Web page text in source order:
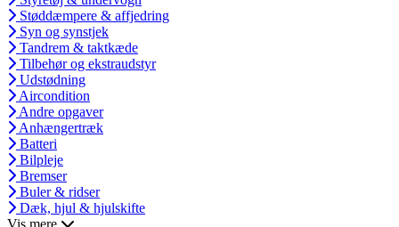
Støddæmpere & affjedring
Syn og synstjek
Tandrem & taktkæde
Tilbehør og ekstraudstyr
Udstødning
Aircondition
Andre opgaver
Anhængertræk
Batteri
Bilpleje
Bremser
Buler & ridser
Dæk, hjul & hjulskifte
Vis mere